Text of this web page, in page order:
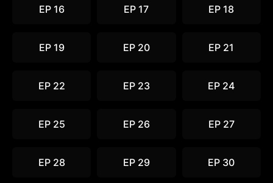
EP 16 EP 17 EP 18
EP 19 EP 20 EP 21
EP 22 EP 23 EP 24
EP 25 EP 26 EP 27
EP 28 EP 29 EP 30